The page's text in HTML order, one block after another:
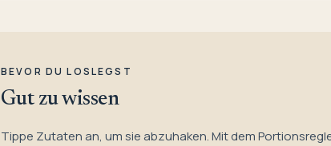
BEVOR DU LOSLEGST
Gut zu wissen
Tippe Zutaten an, um sie abzuhaken. Mit dem